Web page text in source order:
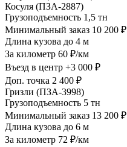
Косуля (ПЗА-2887)
Грузоподъемность 1,5 тн
Минимальный заказ 10 200 ₽
Длина кузова до 4 м
За километр 60 ₽/км
Въезд в центр +3 000 ₽
Доп. точка 2 400 ₽
Гризли (ПЗА-3998)
Грузоподъемность 5 тн
Минимальный заказ 13 200 ₽
Длина кузова до 6 м
За километр 72 ₽/км